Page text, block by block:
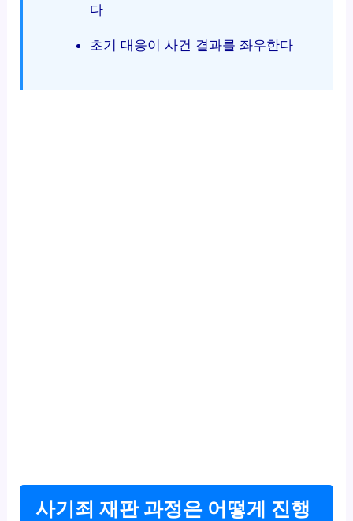
다
초기 대응이 사건 결과를 좌우한다
사기죄 재판 과정은 어떻게 진행